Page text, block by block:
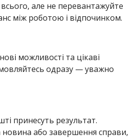
але не перевантажуйте
між роботою і відпочинком.
можливості та цікаві
одразу — уважно
принесуть результат.
або завершення справи,